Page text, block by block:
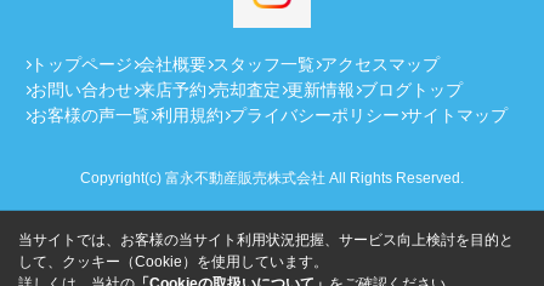
トップページ 会社概要 スタッフ一覧 アクセスマップ
お問い合わせ 来店予約 売却査定 更新情報 ブログトップ
お客様の声一覧 利用規約 プライバシーポリシー サイトマップ
Copyright(c) 富永不動産販売株式会社 All Rights Reserved.
当サイトでは、お客様の当サイト利用状況把握、サービス向上検討を目的と
して、クッキー（Cookie）を使用しています。